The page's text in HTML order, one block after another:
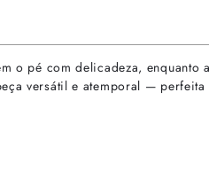
o pé com delicadeza,
versátil e atemporal —